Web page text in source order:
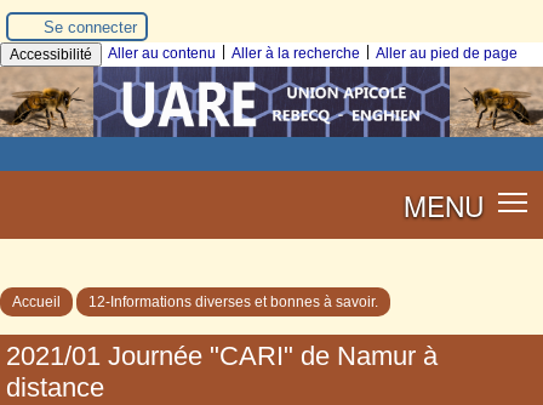
Se connecter
Accessibilité Aller au contenu Aller à la recherche Aller au pied de page
MENU
Accueil 12-Informations diverses et bonnes à savoir.
2021/01 Journée "CARI" de Namur à
distance